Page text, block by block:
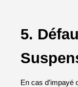
5.
En cas d’impayé